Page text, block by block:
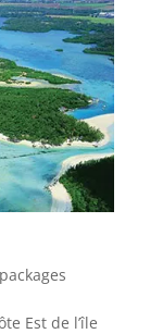
packages
Est de l’île